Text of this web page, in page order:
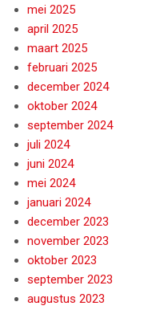
mei 2025
april 2025
maart 2025
februari 2025
december 2024
oktober 2024
september 2024
juli 2024
juni 2024
mei 2024
januari 2024
december 2023
november 2023
oktober 2023
september 2023
augustus 2023